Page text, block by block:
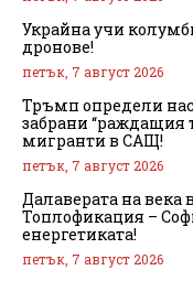
Украйна учи
дронове!
петък, 7 август 2026
Тръмп определи
забрани “раждащия
мигранти в САЩ!
петък, 7 август 2026
Далаверата на века
Топлофикация –
енергетиката!
петък, 7 август 2026